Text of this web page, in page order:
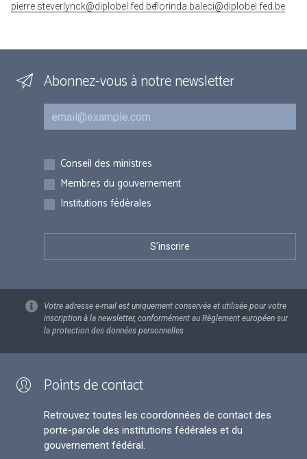
pierre.steverlynck@diplobel.fed.beflorinda.baleci@diplobel.fed.be
Abonnez-vous à notre newsletter
Courriel
Inscriptions
Conseil des ministres
Membres du gouvernement
Institutions fédérales
Votre adresse e-mail est uniquement conservée et utilisée pour votre
inscription à la newsletter, conformément au Règlement européen sur
la protection des données personnelles.
Points de contact
Retrouvez toutes les coordonnées de contact des
porte-parole des institutions fédérales et du
gouvernement fédéral.